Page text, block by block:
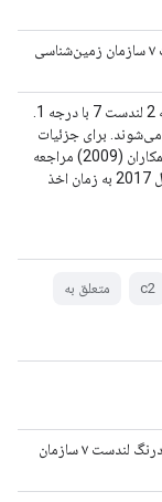
بازتاب TOA رده ۱ از مجموعه ۲ ماهواره لندست ۷ سازمان زمین‌شناسی
می‌شوند. برای جزئیات
بیشتر در مورد محاسبه TOA به Chander و همکاران (2009) مراجعه
کنید. توجه داشته باشید که مدار لندست 7 از سال 2017 به زمان اخذ
c2 متعلق به
داده‌های TOA از مجموعه ۲ رده ۱ و داده‌های بلادرنگ لندست ۷ سازمان